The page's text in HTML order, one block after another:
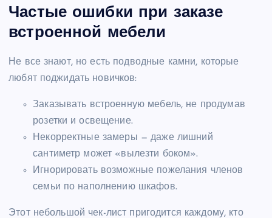
Частые ошибки при заказе
встроенной мебели
Не все знают, но есть подводные камни, которые
любят поджидать новичков:
Заказывать встроенную мебель, не продумав
розетки и освещение.
Некорректные замеры — даже лишний
сантиметр может «вылезти боком».
Игнорировать возможные пожелания членов
семьи по наполнению шкафов.
Этот небольшой чек-лист пригодится каждому, кто